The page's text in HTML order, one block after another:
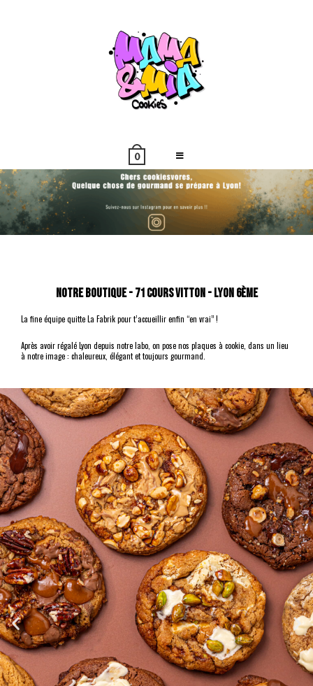
0
Notre boutique - 71 cours vitton - Lyon 6ème
La fine équipe quitte La Fabrik pour t’accueillir enfin “en vrai” !
Après avoir régalé Lyon depuis notre labo, on pose nos plaques à cookie, dans un lieu
à notre image : chaleureux, élégant et toujours gourmand.